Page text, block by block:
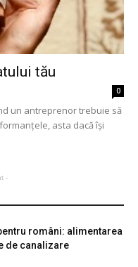
tău
0
un antreprenor trebuie să
asta dacă îşi
-
români: alimentarea
de canalizare